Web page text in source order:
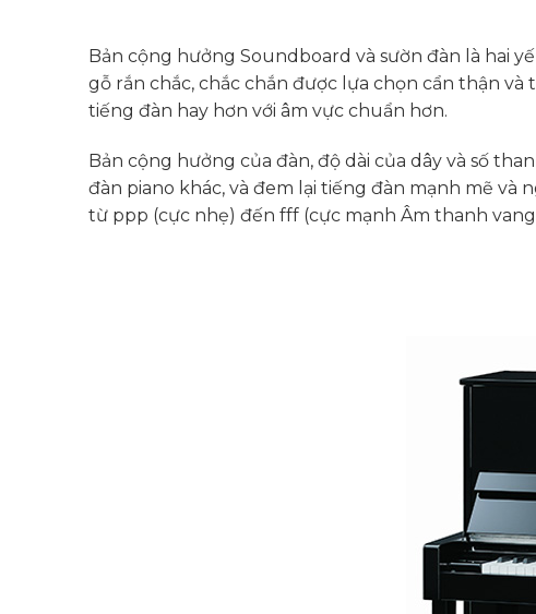
Bản cộng hưởng Soundboard và sườn đàn là hai
gỗ rắn chắc, chắc chắn được lựa chọn cẩn thận
tiếng đàn hay hơn với âm vực chuẩn hơn.
Bản cộng hưởng của đàn, độ dài của dây và số
đàn piano khác, và đem lại tiếng đàn mạnh mẽ và
từ ppp (cực nhẹ) đến fff (cực mạnh Âm thanh